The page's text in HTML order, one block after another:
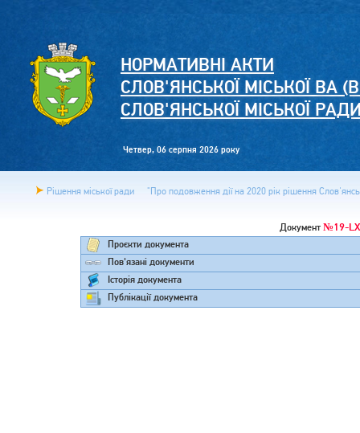
НОРМАТИВНІ АКТИ
СЛОВ'ЯНСЬКОЇ МІСЬКОЇ ВА
СЛОВ'ЯНСЬКОЇ МІСЬКОЇ
Четвер, 06 серпня 2026 року
Рішення міської ради "Про подовження дії на 2020 рік рішення
Документ №19-
Проєкти документа
Пов'язані документи
Історія документа
Публікації документа